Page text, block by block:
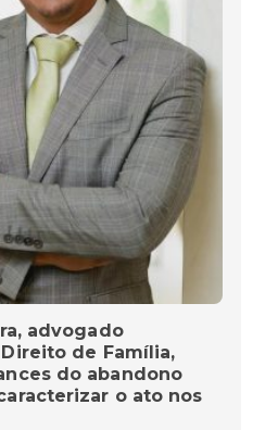
advogado
de Família,
do abandono
o ato nos